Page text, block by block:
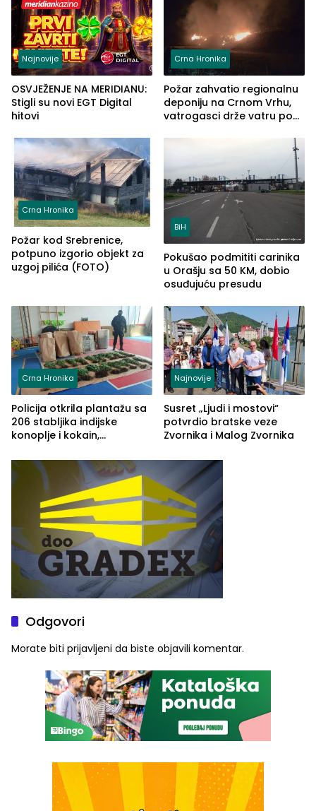
Najnovije
OSVJEŽENJE NA MERIDIANU:
Stigli su novi EGT Digital
hitovi
Crna Hronika
Požar zahvatio regionalnu
deponiju na Crnom Vrhu,
vatrogasci drže vatru pod
Crna Hronika
Požar kod Srebrenice,
potpuno izgorio objekt za
uzgoj pilića (FOTO)
BiH
Pokušao podmititi carinika
u Orašju sa 50 KM, dobio
osuđujuću presudu
Crna Hronika
Policija otkrila plantažu sa
206 stabljika indijske
konoplje i kokain,
(FOTO)
Najnovije
Susret „Ljudi i mostovi“
potvrdio bratske veze
Zvornika i Malog Zvornika
Odgovori
Morate biti prijavljeni da biste objavili komentar.